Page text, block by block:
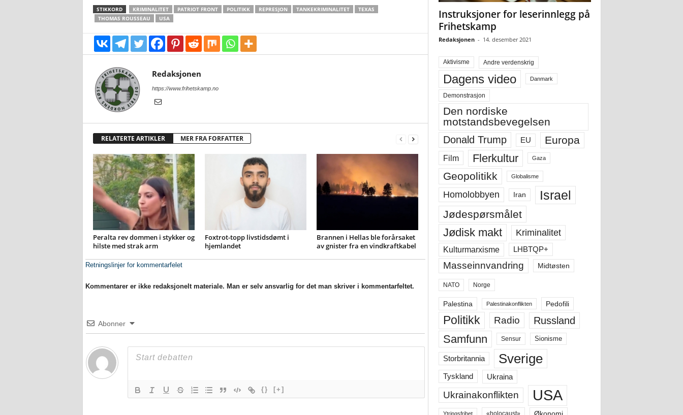
STIKKORD KRIMINALITET PATRIOT FRONT POLITIKK REPRESJON TANKEKRIMINALITET
TEXAS
THOMAS ROUSSEAU
USA
Redaksjonen
https://www.frihetskamp.no
RELATERTE ARTIKLER MER FRA FORFATTER
Peralta rev dommen i stykker og
hilste med strak arm
Foxtrot-topp livstidsdømt i
hjemlandet
Brannen i Hellas ble forårsaket
av gnister fra en vindkraftkabel
Retningslinjer for kommentarfelet
Kommentarer er ikke redaksjonelt materiale. Man er selv ansvarlig for det man skriver i kommentarfeltet.
Abonner
{} [+]
Instruksjoner for leserinnlegg på
Frihetskamp
Redaksjonen - 14. desember 2021
Aktivisme Andre verdenskrig
Dagens video Danmark
Demonstrasjon
Den nordiske
motstandsbevegelsen
Donald Trump EU Europa
Film Flerkultur Gaza
Geopolitikk Globalisme
Homolobbyen Iran Israel
Jødespørsmålet
Jødisk makt Kriminalitet
Kulturmarxisme LHBTQP+
Masseinnvandring Midtøsten
NATO Norge
Palestina Palestinakonflikten Pedofili
Politikk Radio Russland
Samfunn Sensur Sionisme
Storbritannia Sverige
Tyskland Ukraina
Ukrainakonflikten USA
Ytringsfrihet